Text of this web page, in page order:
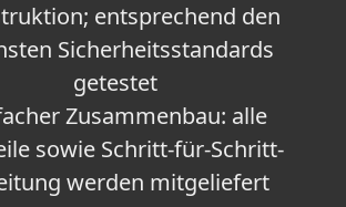
entsprechend den
Sicherheitsstandards
getestet
Zusammenbau: alle
sowie Schritt-für-Schritt-
werden mitgeliefert